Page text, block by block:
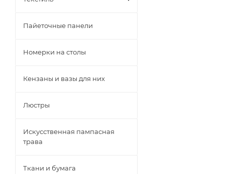
Пайеточные панели
Номерки на столы
Кензаны и вазы для них
Люстры
Искусственная пампасная
трава
Ткани и бумага